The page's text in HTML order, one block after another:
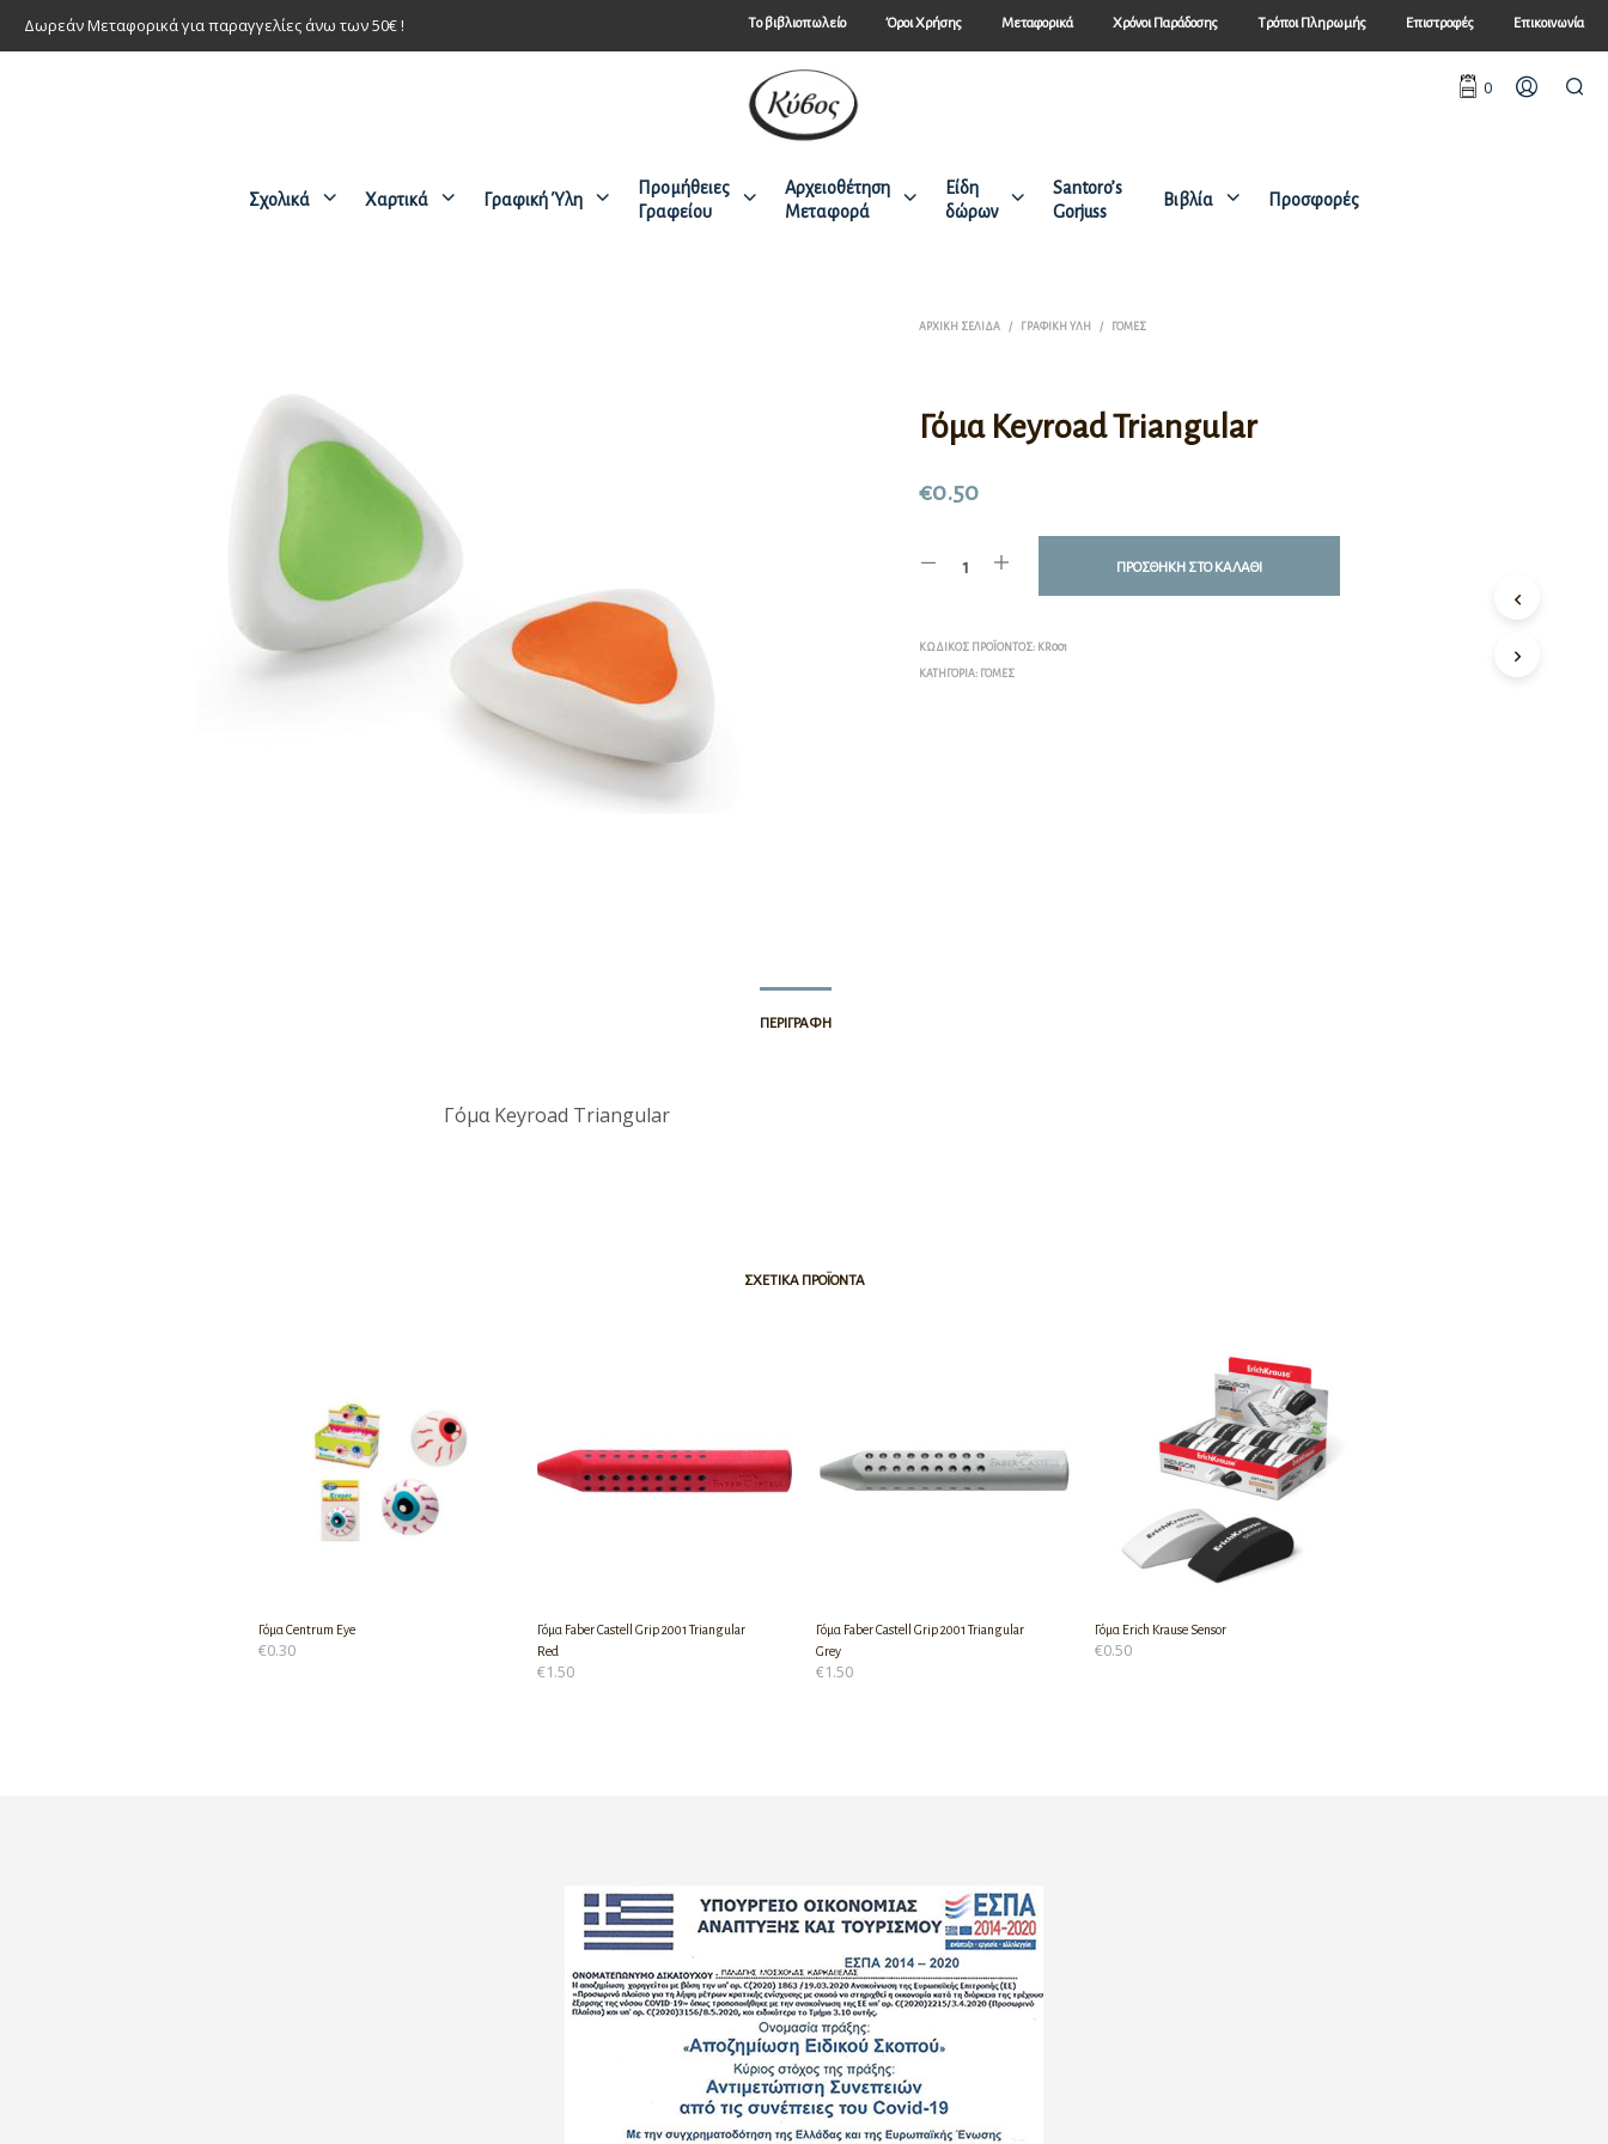
Δωρεάν Μεταφορικά για παραγγελίες άνω των 50€ ! Tο βιβλιοπωλείο Όροι Χρήσης Μεταφορικά Χρόνοι Παράδοσης Τρόποι Πληρωμής Επιστροφές Επικοινωνία
Σχολικά Χαρτικά Γραφική Ύλη
Προμήθειες
Γραφείου
Αρχειοθέτηση
Μεταφορά
Είδη
δώρων
Santoro’s
Gorjuss
Βιβλία Προσφορές
0
ΑΡΧΙΚΉ ΣΕΛΊΔΑ / ΓΡΑΦΙΚΉ ΎΛΗ / ΓΌΜΕΣ
Γόμα Keyroad Triangular
€0.50
ΠΡΟΣΘΉΚΗ ΣΤΟ ΚΑΛΆΘΙ
ΚΩΔΙΚΌΣ ΠΡΟΪΌΝΤΟΣ: KR001
ΚΑΤΗΓΟΡΊΑ: ΓΌΜΕΣ
ΠΕΡΙΓΡΑΦΉ
Γόμα Keyroad Triangular
ΣΧΕΤΙΚΆ ΠΡΟΪΌΝΤΑ
Γόμα Centrum Eye
€0.30
Γόμα Faber Castell Grip 2001 Triangular
Red
€1.50
Γόμα Faber Castell Grip 2001 Triangular
Grey
€1.50
Γόμα Erich Krause Sensor
€0.50